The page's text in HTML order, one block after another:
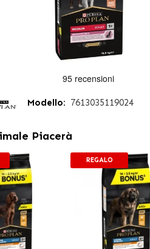
Modello: 7613035119024
Piacerà
REGALO